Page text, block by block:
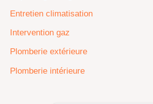
Entretien climatisation
Intervention gaz
Plomberie extérieure
Plomberie intérieure